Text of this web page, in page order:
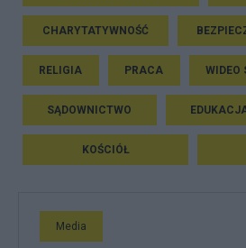
CHARYTATYWNOŚĆ
RELIGIA PRACA WIDEO
SĄDOWNICTWO
KOŚCIÓŁ
Media